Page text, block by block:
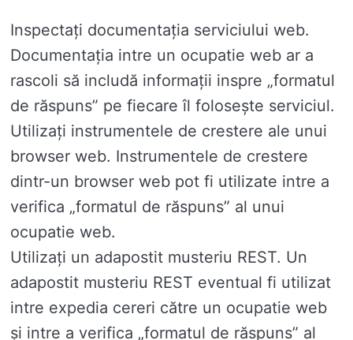
Inspectați documentația serviciului web.
Documentația intre un ocupatie web ar a
rascoli să includă informații inspre „formatul
de răspuns” pe fiecare îl folosește serviciul.
Utilizați instrumentele de crestere ale unui
browser web. Instrumentele de crestere
dintr-un browser web pot fi utilizate intre a
verifica „formatul de răspuns” al unui
ocupatie web.
Utilizați un adapostit musteriu REST. Un
adapostit musteriu REST eventual fi utilizat
intre expedia cereri către un ocupatie web
și intre a verifica „formatul de răspuns” al